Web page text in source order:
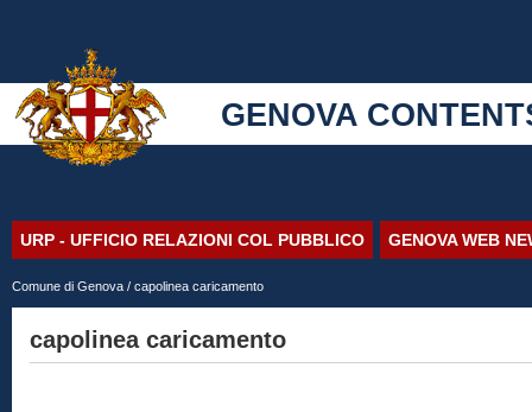
GENOVA
URP - UFFICIO RELAZIONI COL PUBBLICO GENOVA WEB
Comune di Genova / capolinea caricamento
capolinea caricamento